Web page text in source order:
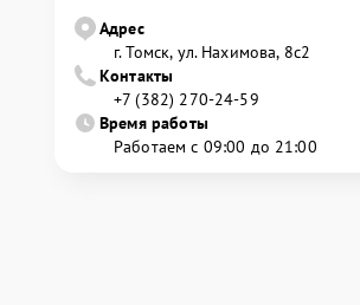
Адрес
г. Томск, ул. Нахимова, 8с2
Контакты
+7 (382) 270-24-59
Время работы
Работаем с 09:00 до 21:00